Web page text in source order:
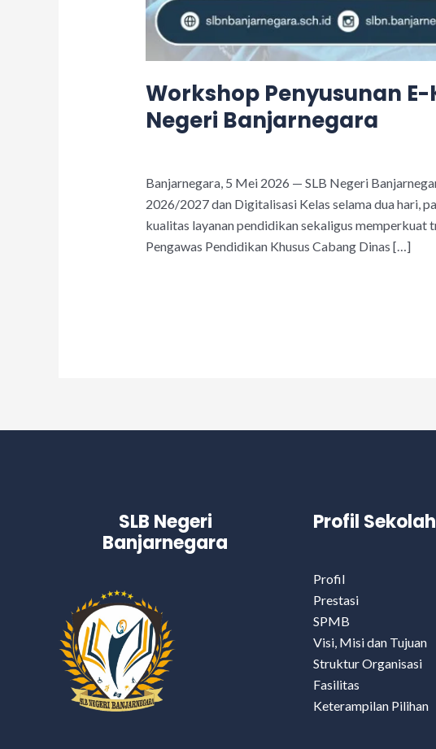
Workshop Penyusunan E-
Negeri Banjarnegara
Banjarnegara, 5 Mei 2026 — SLB Negeri
2026/2027 dan Digitalisasi Kelas selama dua hari,
kualitas layanan pendidikan sekaligus
Pengawas Pendidikan Khusus Cabang Dinas […]
SLB Negeri
Banjarnegara
Profil Sekolah
Profil
Prestasi
SPMB
Visi, Misi dan Tujuan
Struktur Organisasi
Fasilitas
Keterampilan Pilihan